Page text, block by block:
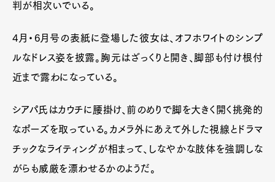
判が相次いでいる。
4月・6月号の表紙に登場した彼女は、オフホワイトのシンプ
ルなドレス姿を披露。胸元はざっくりと開き、脚部も付け根付
近まで露わになっている。
シアパ氏はカウチに腰掛け、前のめりで脚を大きく開く挑発的
なポーズを取っている。カメラ外にあえて外した視線とドラマ
チックなライティングが相まって、しなやかな肢体を強調しな
がらも威厳を漂わせるかのようだ。